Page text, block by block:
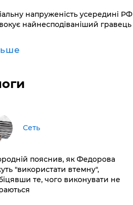
напруженість усередині РФ
найнесподіваніший гравець
Сеть
пояснив, як Федорова
"використати втемну",
те, чого виконувати не